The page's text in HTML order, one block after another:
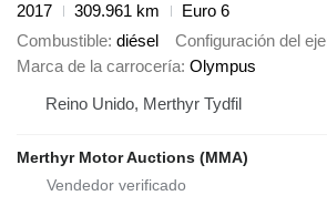
2017
309.961 km
Euro 6
Combustible diésel Configuración del eje
Marca de la carrocería Olympus
Reino Unido, Merthyr Tydfil
Merthyr Motor Auctions (MMA)